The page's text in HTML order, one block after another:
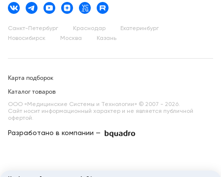
Санкт-Петербург Краснодар
Екатеринбург
Новосибирск
Москва Казань
Карта подборок
Каталог товаров
ООО «Медицинские Системы и Технологии» © 2007 - 2026.
Сайт носит информационный характер и не является публичной
офертой.
Разработано в компании —